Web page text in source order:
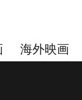
海外映画